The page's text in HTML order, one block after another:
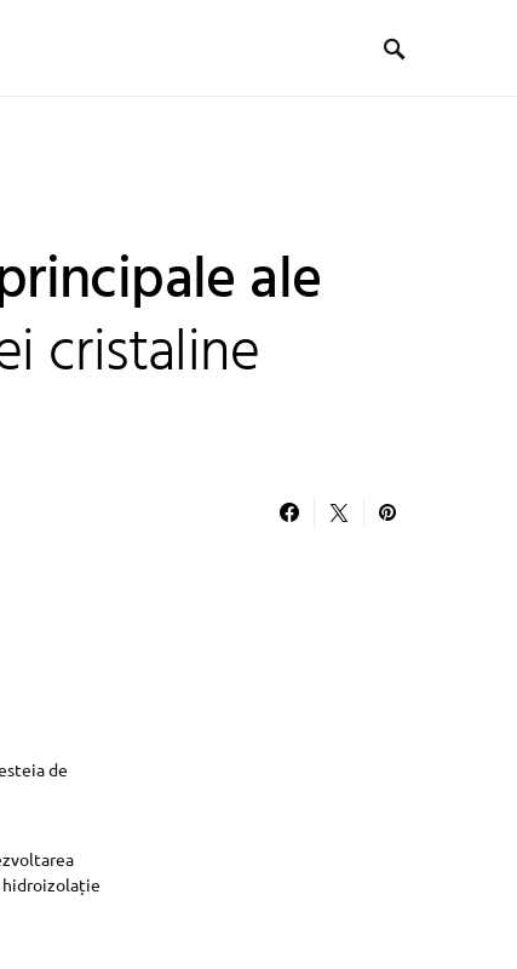
ale
cristaline
de
hidroizolație